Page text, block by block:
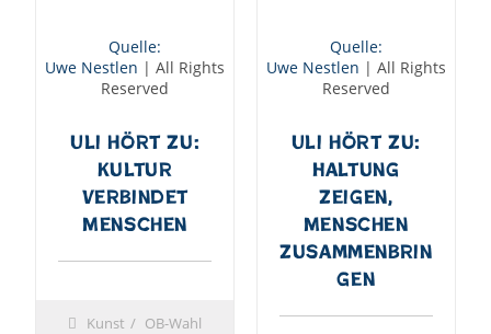
Quelle:
Uwe Nestlen | All Rights
Reserved
Uli hört zu:
Kultur
verbindet
Menschen
Kunst
OB-Wahl
Quelle:
Uwe Nestlen | All Rights
Reserved
Uli hört zu:
Haltung
zeigen,
Menschen
zusammenbrin
gen